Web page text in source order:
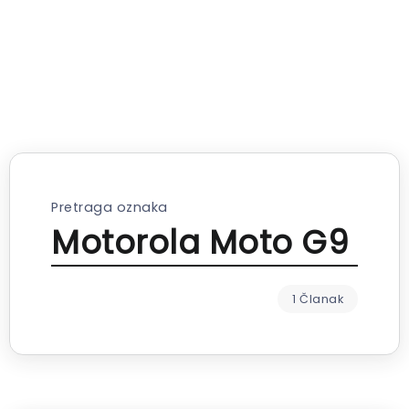
Pretraga oznaka
Motorola Moto G9
1 Članak